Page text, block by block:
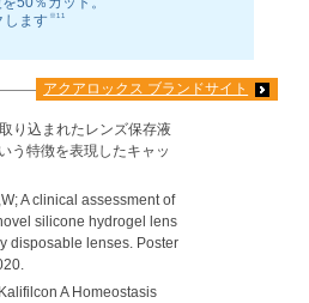
します ※11
アクアロックス ブランドサイト
り込まれたレンズ保存液
う特徴を表現したキャッ
A clinical assessment of
silicone hydrogel lens
disposable lenses. Poster
A Homeostasis